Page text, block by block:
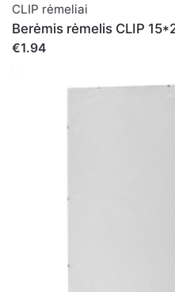
CLIP rėmeliai
Berėmis rėmelis CLIP
€1.94